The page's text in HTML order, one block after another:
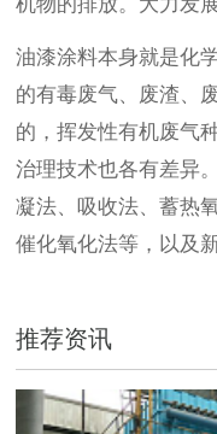
油漆涂料本身就是化
的有毒废气、废渣、
的，挥发性有机废气
治理技术也各有差异
凝法、吸收法、蓄热
催化氧化法等，以及
推荐资讯